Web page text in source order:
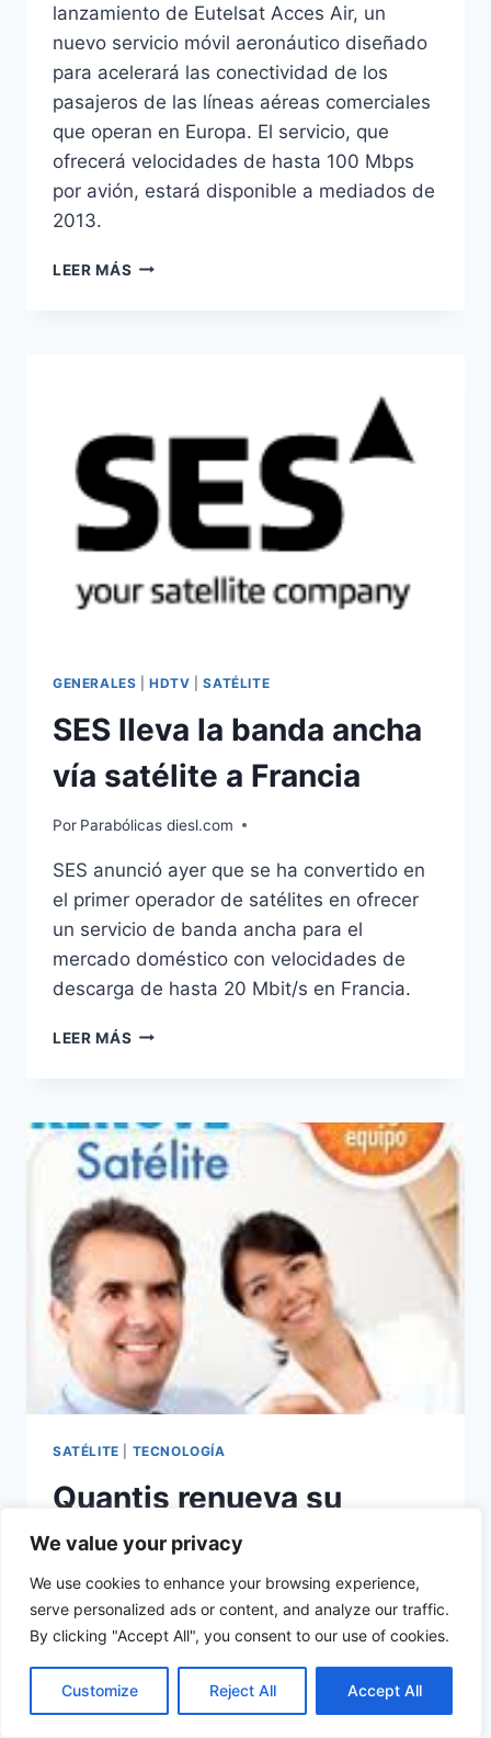
We value your privacy
We use cookies to enhance your browsing experience,
serve personalized ads or content, and analyze our traffic.
By clicking "Accept All", you consent to our use of cookies.
Customize Reject All Accept All
lanzamiento de Eutelsat Acces Air, un
nuevo servicio móvil aeronáutico diseñado
para acelerará las conectividad de los
pasajeros de las líneas aéreas comerciales
que operan en Europa. El servicio, que
ofrecerá velocidades de hasta 100 Mbps
por avión, estará disponible a mediados de
2013.
LEER MÁS EUTELSAT
GENERALES |HDTV |SATÉLITE
SES lleva la banda ancha
vía satélite a Francia
Por Parabólicas diesl.com
SES anunció ayer que se ha convertido en
el primer operador de satélites en ofrecer
un servicio de banda ancha para el
mercado doméstico con velocidades de
descarga de hasta 20 Mbit/s en Francia.
LEER MÁS SES
ANCHA
VÍA
SATÉLITE
FRANCIA
SATÉLITE TECNOLOGÍA
Quantis renueva su
oferta de telefonía e
Internet vía satélite
Por Parabólicas diesl.com
Quantis, el operador con cobertura en toda
la Península, así como en Baleares,